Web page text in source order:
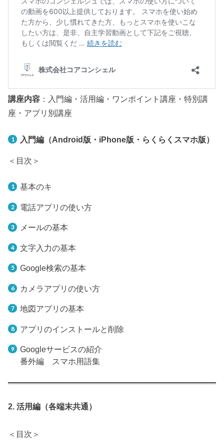
講座内容 ：入門編・活用編・ワンポイント講座・特別講
座・アプリ別講座
入門編（Android版・iPhone版・らくらくスマホ版）
＜目次＞
基本のキ
電話アプリの使い方
メールの基本
文字入力の基本
Google検索の基本
カメラアプリの使い方
地図アプリの基本
アプリのインストールと削除
Googleサービスの紹介
番外編 スマホ用語集
2. 活用編（各端末共通）
＜目次＞